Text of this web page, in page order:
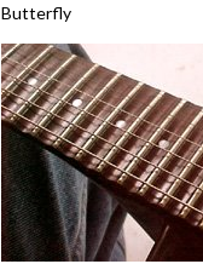
Butterfly